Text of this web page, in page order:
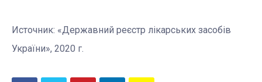
Источник: «Державний реєстр лікарських засобів
України», 2020 г.